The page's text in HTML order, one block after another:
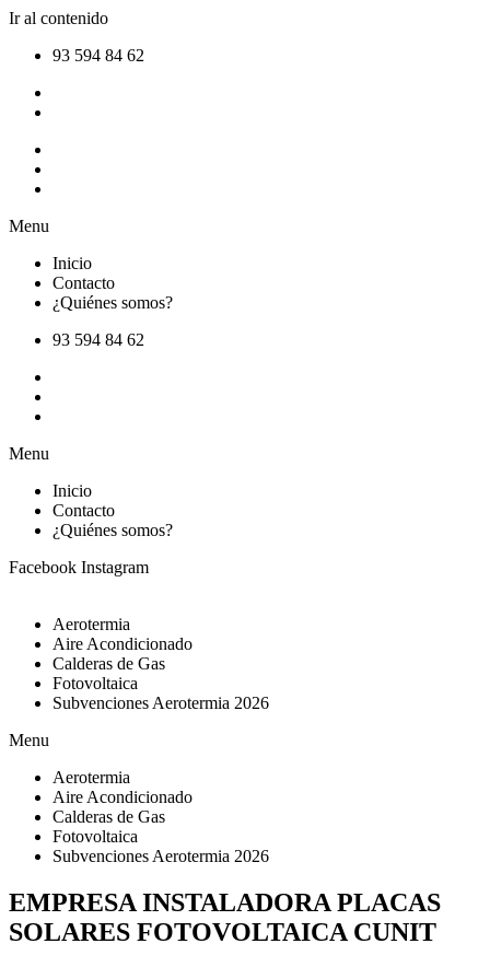
Ir al contenido
93 594 84 62
Menu
Inicio
Contacto
¿Quiénes somos?
93 594 84 62
Menu
Inicio
Contacto
¿Quiénes somos?
Facebook Instagram
Aerotermia
Aire Acondicionado
Calderas de Gas
Fotovoltaica
Subvenciones Aerotermia 2026
Menu
Aerotermia
Aire Acondicionado
Calderas de Gas
Fotovoltaica
Subvenciones Aerotermia 2026
EMPRESA INSTALADORA PLACAS
SOLARES FOTOVOLTAICA CUNIT